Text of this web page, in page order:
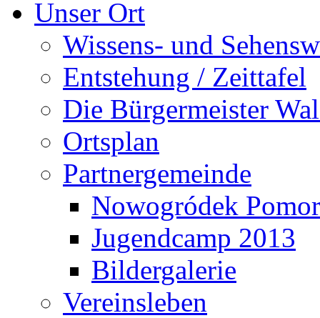
Unser Ort
Wissens- und
Entstehung / Zeittafel
Die Bürgermeister
Ortsplan
Partnergemeinde
Nowogródek
Jugendcamp 2013
Bildergalerie
Vereinsleben